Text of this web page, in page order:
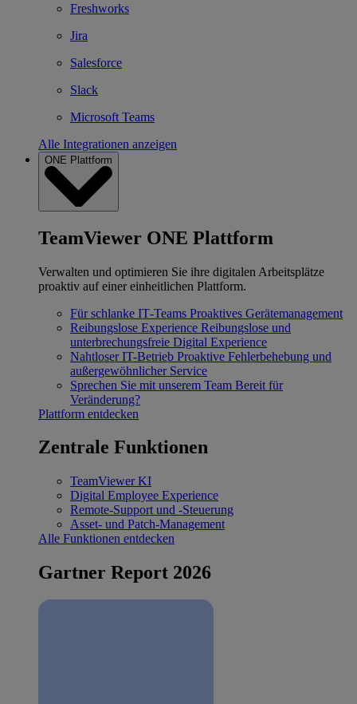
Freshworks
Jira
Salesforce
Slack
Microsoft Teams
Alle Integrationen anzeigen
ONE Plattform
TeamViewer ONE Plattform
Verwalten und optimieren Sie ihre digitalen Arbeitsplätze
proaktiv auf einer einheitlichen Plattform.
Für schlanke IT‐Teams Proaktives Gerätemanagement
Reibungslose Experience Reibungslose und
unterbrechungsfreie Digital Experience
Nahtloser IT-Betrieb Proaktive Fehlerbehebung und
außergewöhnlicher Service
Sprechen Sie mit unserem Team Bereit für
Veränderung?
Plattform entdecken
Zentrale Funktionen
TeamViewer KI
Digital Employee Experience
Remote-Support und -Steuerung
Asset- und Patch-Management
Alle Funktionen entdecken
Gartner Report 2026